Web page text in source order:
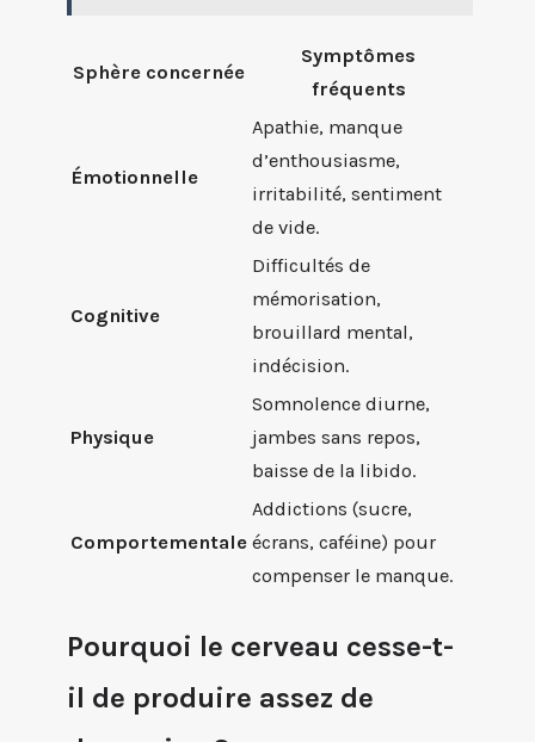
Sphère concernée
Symptômes
fréquents
Émotionnelle
Apathie, manque
d’enthousiasme,
irritabilité, sentiment
de vide.
Cognitive
Difficultés de
mémorisation,
brouillard mental,
indécision.
Physique
Somnolence diurne,
jambes sans repos,
baisse de la libido.
Comportementale
Addictions (sucre,
écrans, caféine) pour
compenser le manque.
Pourquoi le cerveau cesse-t-
il de produire assez de